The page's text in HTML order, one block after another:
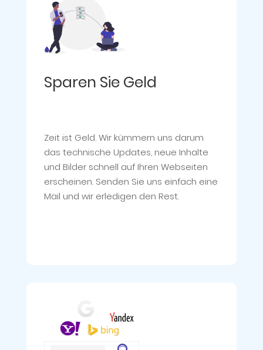
Sparen Sie Geld
Zeit ist Geld. Wir kümmern uns darum
das technische Updates, neue Inhalte
und Bilder schnell auf Ihren Webseiten
erscheinen. Senden Sie uns einfach eine
Mail und wir erledigen den Rest.